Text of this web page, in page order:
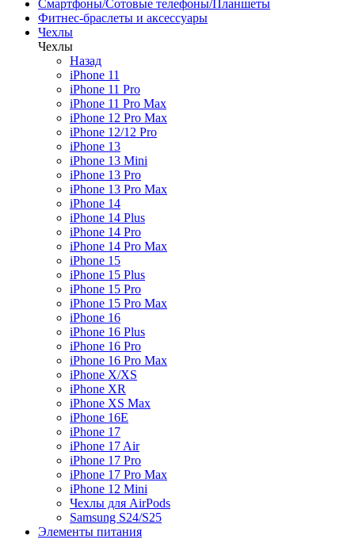
Смартфоны/Сотовые телефоны/Планшеты
Фитнес-браслеты и аксессуары
Чехлы
Чехлы
Назад
iPhone 11
iPhone 11 Pro
iPhone 11 Pro Max
iPhone 12 Pro Max
iPhone 12/12 Pro
iPhone 13
iPhone 13 Mini
iPhone 13 Pro
iPhone 13 Pro Max
iPhone 14
iPhone 14 Plus
iPhone 14 Pro
iPhone 14 Pro Max
iPhone 15
iPhone 15 Plus
iPhone 15 Pro
iPhone 15 Pro Max
iPhone 16
iPhone 16 Plus
iPhone 16 Pro
iPhone 16 Pro Max
iPhone X/XS
iPhone XR
iPhone XS Max
iPhone 16E
iPhone 17
iPhone 17 Air
iPhone 17 Pro
iPhone 17 Pro Max
iPhone 12 Mini
Чехлы для AirPods
Samsung S24/S25
Элементы питания